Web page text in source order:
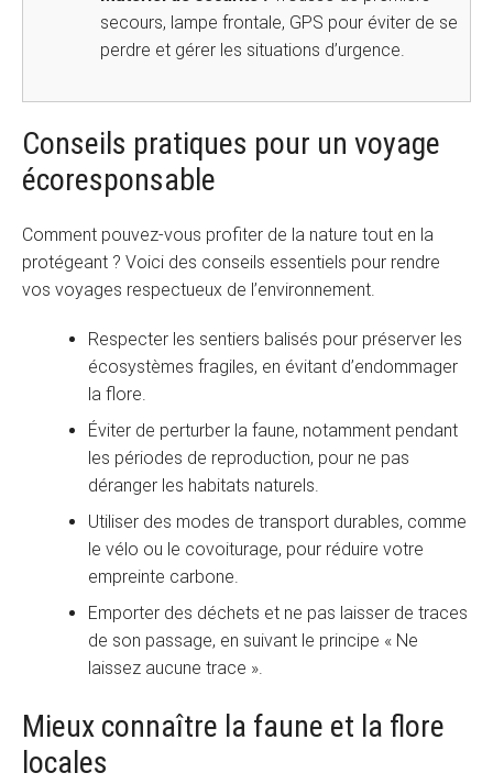
secours, lampe frontale, GPS pour éviter de se
perdre et gérer les situations d’urgence.
Conseils pratiques pour un voyage
écoresponsable
Comment pouvez-vous profiter de la nature tout en la
protégeant ? Voici des conseils essentiels pour rendre
vos voyages respectueux de l’environnement.
Respecter les sentiers balisés pour préserver les
écosystèmes fragiles, en évitant d’endommager
la flore.
Éviter de perturber la faune, notamment pendant
les périodes de reproduction, pour ne pas
déranger les habitats naturels.
Utiliser des modes de transport durables, comme
le vélo ou le covoiturage, pour réduire votre
empreinte carbone.
Emporter des déchets et ne pas laisser de traces
de son passage, en suivant le principe « Ne
laissez aucune trace ».
Mieux connaître la faune et la flore
locales